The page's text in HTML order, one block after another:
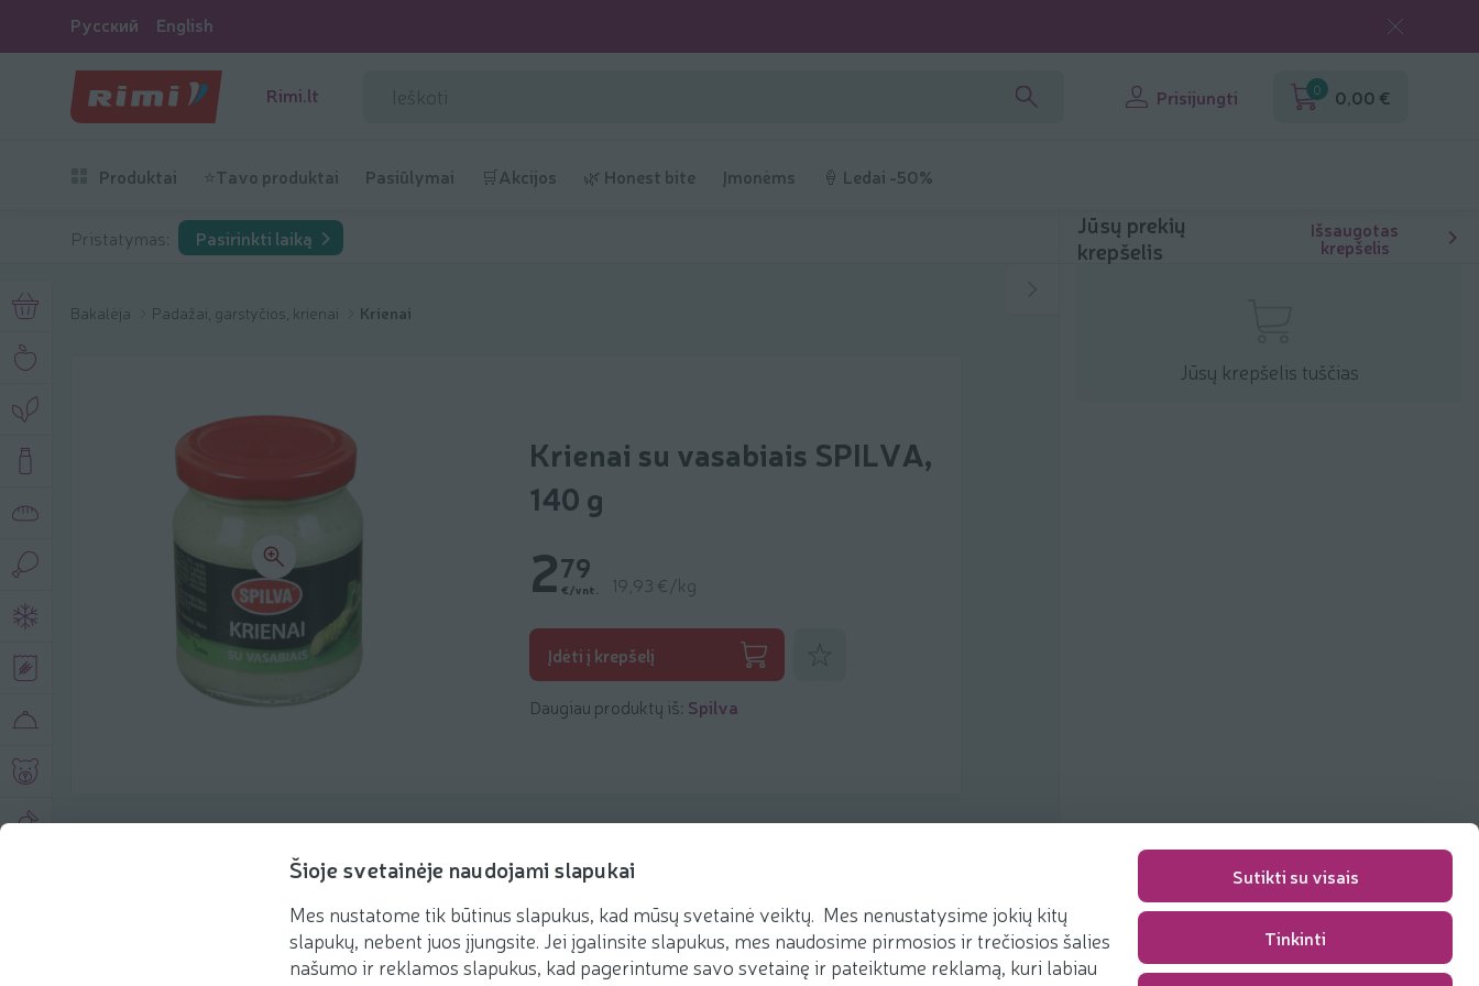
Šioje svetainėje naudojami slapukai
Mes nustatome tik būtinus slapukus, kad mūsų svetainė veiktų. Mes nenustatysime jokių kitų
slapukų, nebent juos įjungsite. Jei įgalinsite slapukus, mes naudosime pirmosios ir trečiosios šalies
našumo ir reklamos slapukus, kad pagerintume savo svetainę ir pateiktume reklamą, kuri labiau
Sutikti su visais
Tinkinti
Русский English
Rimi.lt Prisijungti 0 0,00 €
Produktai ⭐Tavo produktai Pasiūlymai 🛒Akcijos 🌿 Honest bite Įmonėms 🍦 Ledai -50%
Pristatymas: Pasirinkti laiką
Bakalėja Padažai, garstyčios, krienai Krienai
Krienai su vasabiais SPILVA,
140 g
279
€/vnt. 19,93 €/kg
Įdėti į krepšelį
Daugiau produktų iš: Spilva
Produkto aprašymas
Rekomenduojame Receptai
Jūsų prekių
krepšelis
Išsaugotas
krepšelis
Jūsų krepšelis tuščias
Pakavimo mokestis 0,00 €